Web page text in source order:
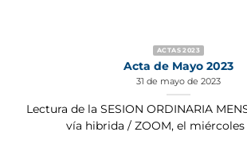
ACTAS 2023
Acta de Mayo 2023
31 de mayo de 2023
Lectura de la SESION ORDINARIA
vía hibrida / ZOOM, el miércoles